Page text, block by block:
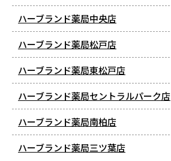
ハーブランド薬局中央店
ハーブランド薬局松戸店
ハーブランド薬局東松戸店
ハーブランド薬局セントラルパーク店
ハーブランド薬局南柏店
ハーブランド薬局三ツ葉店